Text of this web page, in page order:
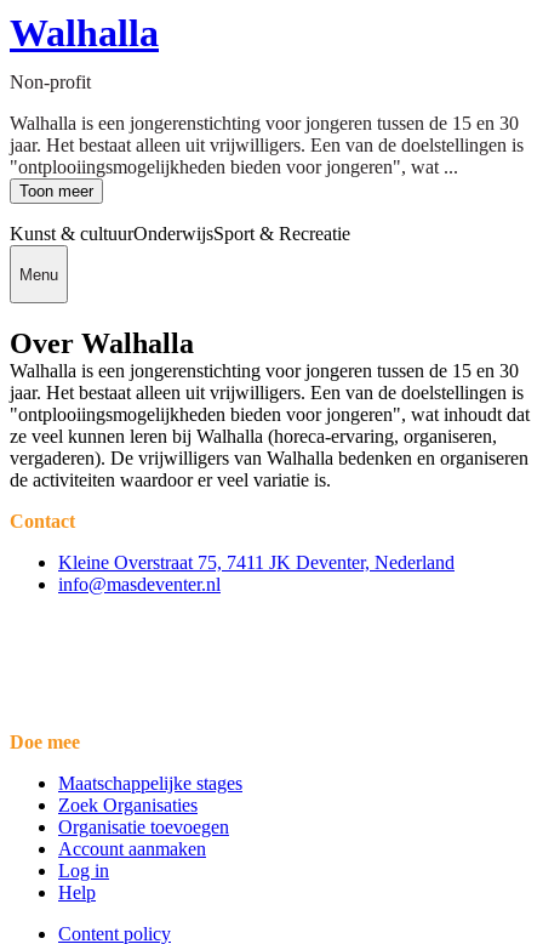
Walhalla
Non-profit
Walhalla is een jongerenstichting voor jongeren tussen de 15 en 30
jaar. Het bestaat alleen uit vrijwilligers. Een van de doelstellingen is
"ontplooiingsmogelijkheden bieden voor jongeren", wat ...
Toon meer
Kunst & cultuurOnderwijsSport & Recreatie
Menu
Over Walhalla
Walhalla is een jongerenstichting voor jongeren tussen de 15 en 30
jaar. Het bestaat alleen uit vrijwilligers. Een van de doelstellingen is
"ontplooiingsmogelijkheden bieden voor jongeren", wat inhoudt dat
ze veel kunnen leren bij Walhalla (horeca-ervaring, organiseren,
vergaderen). De vrijwilligers van Walhalla bedenken en organiseren
de activiteiten waardoor er veel variatie is.
Contact
Kleine Overstraat 75, 7411 JK Deventer, Nederland
info@masdeventer.nl
Doe mee
Maatschappelijke stages
Zoek Organisaties
Organisatie toevoegen
Account aanmaken
Log in
Help
Content policy